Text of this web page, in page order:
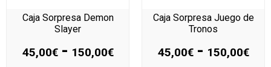
Caja Sorpresa Demon
Slayer
45,00€ - 150,00€
Caja Sorpresa Juego de
Tronos
45,00€ - 150,00€